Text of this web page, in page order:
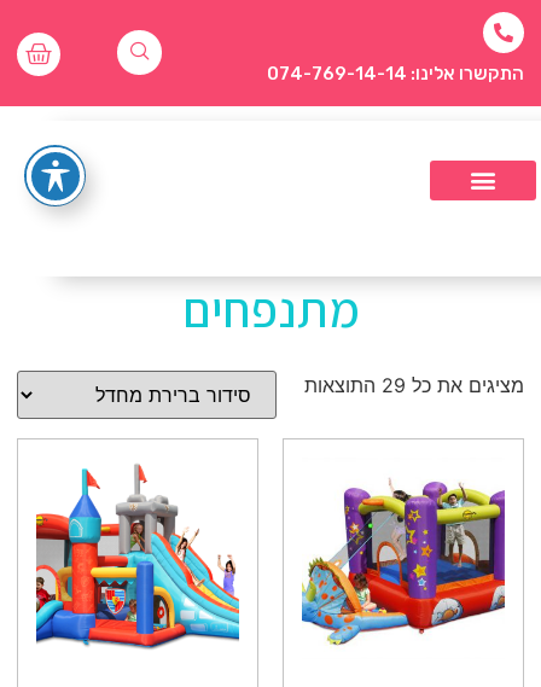
התקשרו אלינו: 074-769-14-14
מתנפחים
מציגים את כל ⁦29⁩ התוצאות